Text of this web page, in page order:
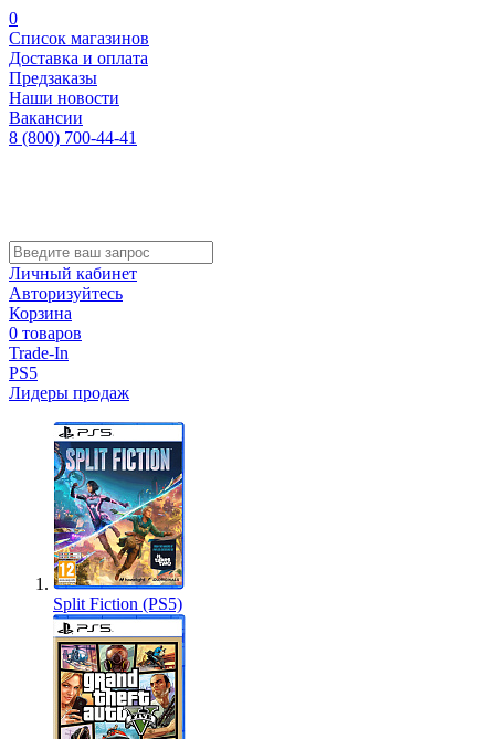
0
Список магазинов
Доставка и оплата
Предзаказы
Наши новости
Вакансии
8 (800) 700-44-41
Личный кабинет
Авторизуйтесь
Корзина
0 товаров
Trade-In
PS5
Лидеры продаж
Split Fiction (PS5)